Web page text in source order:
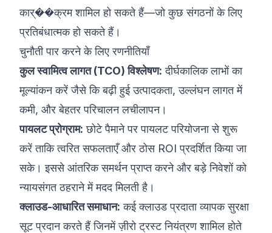
कार्��क्रम शामिल हो सकते हैं—जो कुछ संगठनों के लिए
प्रतिबंधात्मक हो सकते हैं।
चुनौती पार करने के लिए रणनीतियाँ
कुल स्वामित्व लागत (TCO) विश्लेषण: दीर्घकालिक लाभों का
मूल्यांकन करें जैसे कि बढ़ी हुई उत्पादकता, उल्लंघन लागत में
कमी, और बेहतर परिचालन लचीलापन।
पायलट प्रोग्राम: छोटे पैमाने पर पायलट परियोजना से शुरू
करें ताकि त्वरित सफलताएँ और ठोस ROI प्रदर्शित किया जा
सके। इससे आंतरिक समर्थन प्राप्त करने और बड़े निवेशों को
न्यायसंगत ठहराने में मदद मिलती है।
क्लाउड-आधारित समाधान: कई क्लाउड प्रदाता व्यापक सुरक्षा
सूट प्रदान करते हैं जिनमें ज़ीरो ट्रस्ट नियंत्रण शामिल होते